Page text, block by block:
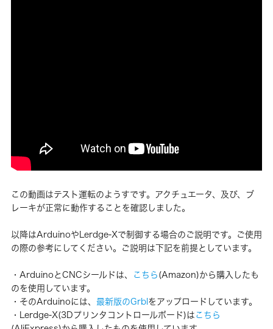
この動画はテスト運転のようすです。アクチュエータ、及び、ブ
レーキが正常に動作することを確認しました。
以降はArduinoやLerdge-Xで制御する場合のご説明です。ご使用
の際の参考にしてください。ご説明は下記を前提としています。
・ArduinoとCNCシールドは、 こちら(Amazon)から購入したも
のを使用しています。
・そのArduinoには、 最新版のGrblをアップロードしています。
・Lerdge-X(3Dプリンタコントロールボード)はこちら